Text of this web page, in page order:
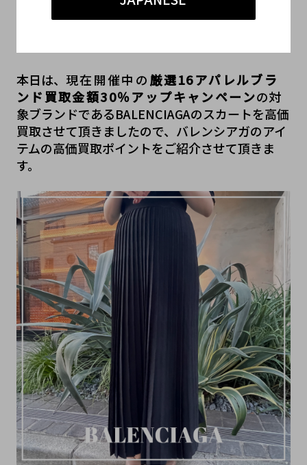
#表参道1号店 古着
#ブランド買取キャンペーン
本日は、 現在開催中の厳選16アパレルブラ
ンド買取金額30％アップキャンペーンの対
象ブランドであるBALENCIAGAのスカートを高価
買取させて頂きましたので、バレンシアガのアイ
テムの高価買取ポイントをご紹介させて頂きま
す。